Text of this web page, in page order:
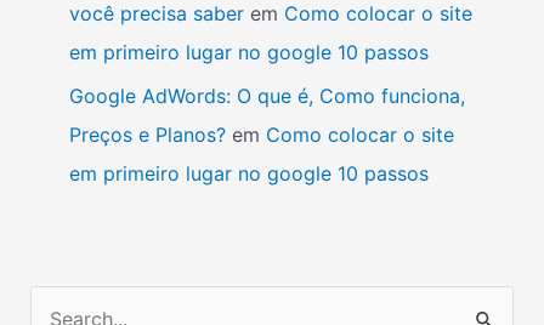
você precisa saberem Como colocar o site
em primeiro lugar no google 10 passos
Google AdWords: O que é, Como funciona,
Preços e Planos?em Como colocar o site
em primeiro lugar no google 10 passos